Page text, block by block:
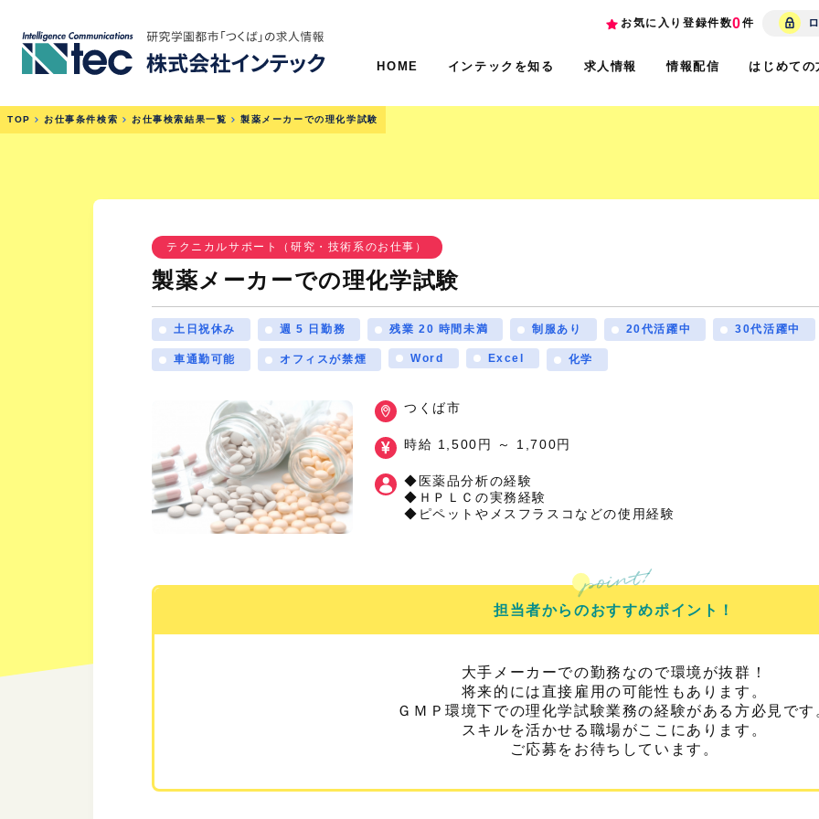
お気に入り登録件数0件
HOME インテックを知る 求人情報 情報配信 はじめての
TOP お仕事条件検索 お仕事検索結果一覧 製薬メーカーでの理化学試験
テクニカルサポート（研究・技術系のお仕事）
製薬メーカーでの理化学試験
土日祝休み 週 5 日勤務 残業 20 時間未満 制服あり 20代活躍中 30代活躍中
車通勤可能 オフィスが禁煙 Word Excel 化学
つくば市
時給 1,500円 ～ 1,700円
◆医薬品分析の経験
◆ＨＰＬＣの実務経験
◆ピペットやメスフラスコなどの使用経験
担当者からのおすすめポイント！
大手メーカーでの勤務なので環境が抜群！
将来的には直接雇用の可能性もあります。
ＧＭＰ環境下での理化学試験業務の経験がある方必見です
スキルを活かせる職場がここにあります。
ご応募をお待ちしています。